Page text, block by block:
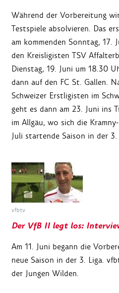
Während der Vorbereitung
Testspiele absolvieren. Das
am kommenden Sonntag, 17.
den Kreisligisten TSV
Dienstag, 19. Juni um 18.30
dann auf den FC St. Gallen.
Schweizer Erstligisten im
geht es dann am 23. Juni ins
im Allgäu, wo sich die
Juli startende Saison in der
vfbtv
Der VfB II legt los:
Am 11. Juni begann die
neue Saison in der 3. Liga.
der Jungen Wilden.